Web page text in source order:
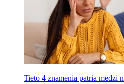
Tieto 4 znamenia patria medzi